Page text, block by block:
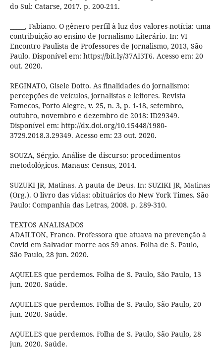
do Sul: Catarse, 2017. p. 200-211.
_____, Fabiano. O gênero perfil à luz dos valores-notícia: uma
contribuição ao ensino de Jornalismo Literário. In: VI
Encontro Paulista de Professores de Jornalismo, 2013, São
Paulo. Disponível em: https://bit.ly/37AI3T6. Acesso em: 20
out. 2020.
REGINATO, Gisele Dotto. As finalidades do jornalismo:
percepções de veículos, jornalistas e leitores. Revista
Famecos, Porto Alegre, v. 25, n. 3, p. 1-18, setembro,
outubro, novembro e dezembro de 2018: ID29349.
Disponível em: http://dx.doi.org/10.15448/1980-
3729.2018.3.29349. Acesso em: 23 out. 2020.
SOUZA, Sérgio. Análise de discurso: procedimentos
metodológicos. Manaus: Census, 2014.
SUZUKI JR, Matinas. A pauta de Deus. In: SUZIKI JR, Matinas
(Org.). O livro das vidas: obituários do New York Times. São
Paulo: Companhia das Letras, 2008. p. 289-310.
TEXTOS ANALISADOS
ADAILTON, Franco. Professora que atuava na prevenção à
Covid em Salvador morre aos 59 anos. Folha de S. Paulo,
São Paulo, 28 jun. 2020.
AQUELES que perdemos. Folha de S. Paulo, São Paulo, 13
jun. 2020. Saúde.
AQUELES que perdemos. Folha de S. Paulo, São Paulo, 20
jun. 2020. Saúde.
AQUELES que perdemos. Folha de S. Paulo, São Paulo, 28
jun. 2020. Saúde.